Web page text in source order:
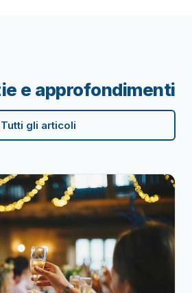
e approfondimenti
Tutti gli articoli